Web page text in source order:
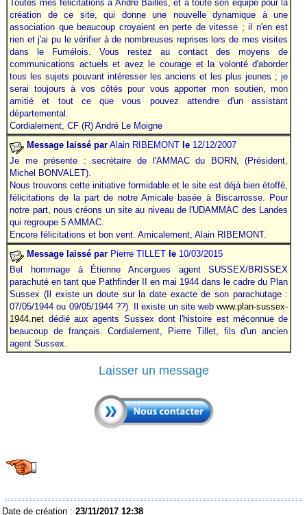
Toutes mes félicitations à André Bailles, et à toute son équipe pour la
création de ce site, qui donne une nouvelle dynamique à une
association que beaucoup croyaient en perte de vitesse ; il n'en est
rien et j'ai pu le vérifier à de nombreuses reprises lors de mes visites
dans le Fumélois. Vous restez au contact des moyens de
communications actuels et avez le courage et la volonté d'aborder
tous les sujets pouvant intéresser les anciens et les plus jeunes ; je
serai toujours à vos côtés pour vous apporter mon soutien, mon
amitié et tout ce que vous pouvez attendre d'un assistant
départemental.
Cordialement, CF (R) André Le Moigne
Message laissé par Alain RIBEMONT le 12/12/2007
Je me présente : secrétaire de l'AMMAC du BORN, (Président,
Michel BONVALET).
Nous trouvons cette initiative formidable et le site est déjà bien étoffé,
félicitations de la part de notre Amicale basée à Biscarrosse. Pour
notre part, nous créons un site au niveau de l'UDAMMAC des Landes
qui regroupe 5 AMMAC.
Encore félicitations et bon vent. Amicalement, Alain RIBEMONT.
Message laissé par Pierre TILLET le 10/03/2015
Bel hommage à Étienne Ancergues agent SUSSEX/BRISSEX
parachuté en tant que Pathfinder II en mai 1944 dans le cadre du Plan
Sussex (Il existe un doute sur la date exacte de son parachutage :
07/05/1944 ou 09/05/1944 ??). Il existe un site webwww.plan-sussex-
1944.net dédié aux agents Sussex dont l'histoire est méconnue de
beaucoup de français. Cordialement, Pierre Tillet, fils d'un ancien
agent Sussex.
Laisser un message
Date de création :23/11/2017 12:38